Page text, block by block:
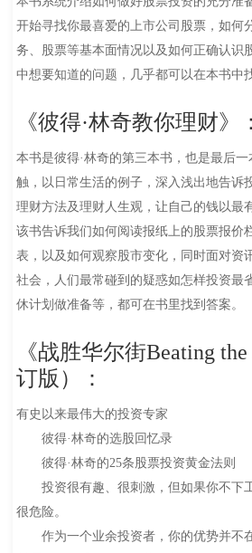
开始寻找你最喜爱的上市公司股票，如何
务、股票等基本面情况以及如何正确认识
中想要知道的问题，几乎都可以在本书中
《彼得·林奇教你理财》：
本书是彼得·林奇的第三本书，也是最后
触，以日常生活的例子，深入浅出地告诉
理财方法及理财人生观，让自己的钱以最
该书告诉我们如何阅读报纸上的股票报价
表，以及如何观察股市变化，同时面对资
社会，人们最常碰到的疑惑如怎样投资最
休计划做准备等，都可在书里找到答案。
《战胜华尔街Beating
订版）：
有史以来最伟大的投资专家
彼得·林奇的选股回忆录
彼得·林奇的25条股票投资黄金法则
投资很有趣、很刺激，但如果你不下
很危险。
作为一个业余投资者，你的优势并不